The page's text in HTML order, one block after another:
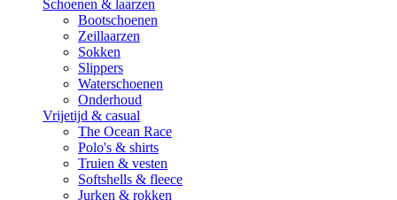
Schoenen & laarzen
Bootschoenen
Zeillaarzen
Sokken
Slippers
Waterschoenen
Onderhoud
Vrijetijd & casual
The Ocean Race
Polo's & shirts
Truien & vesten
Softshells & fleece
Jurken & rokken